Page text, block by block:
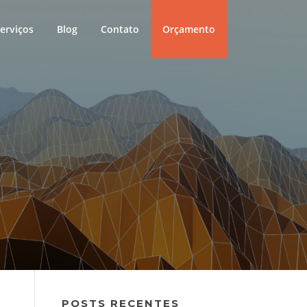
Blog Contato Orçamento
POSTS RECENTES